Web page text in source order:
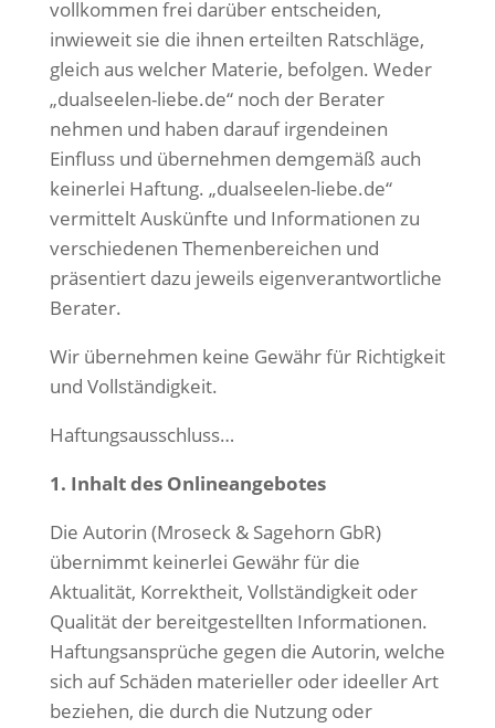
vollkommen frei darüber entscheiden,
inwieweit sie die ihnen erteilten Ratschläge,
gleich aus welcher Materie, befolgen. Weder
„dualseelen-liebe.de“ noch der Berater
nehmen und haben darauf irgendeinen
Einfluss und übernehmen demgemäß auch
keinerlei Haftung. „dualseelen-liebe.de“
vermittelt Auskünfte und Informationen zu
verschiedenen Themenbereichen und
präsentiert dazu jeweils eigenverantwortliche
Berater.
Wir übernehmen keine Gewähr für Richtigkeit
und Vollständigkeit.
Haftungsausschluss…
1. Inhalt des Onlineangebotes
Die Autorin (Mroseck & Sagehorn GbR)
übernimmt keinerlei Gewähr für die
Aktualität, Korrektheit, Vollständigkeit oder
Qualität der bereitgestellten Informationen.
Haftungsansprüche gegen die Autorin, welche
sich auf Schäden materieller oder ideeller Art
beziehen, die durch die Nutzung oder